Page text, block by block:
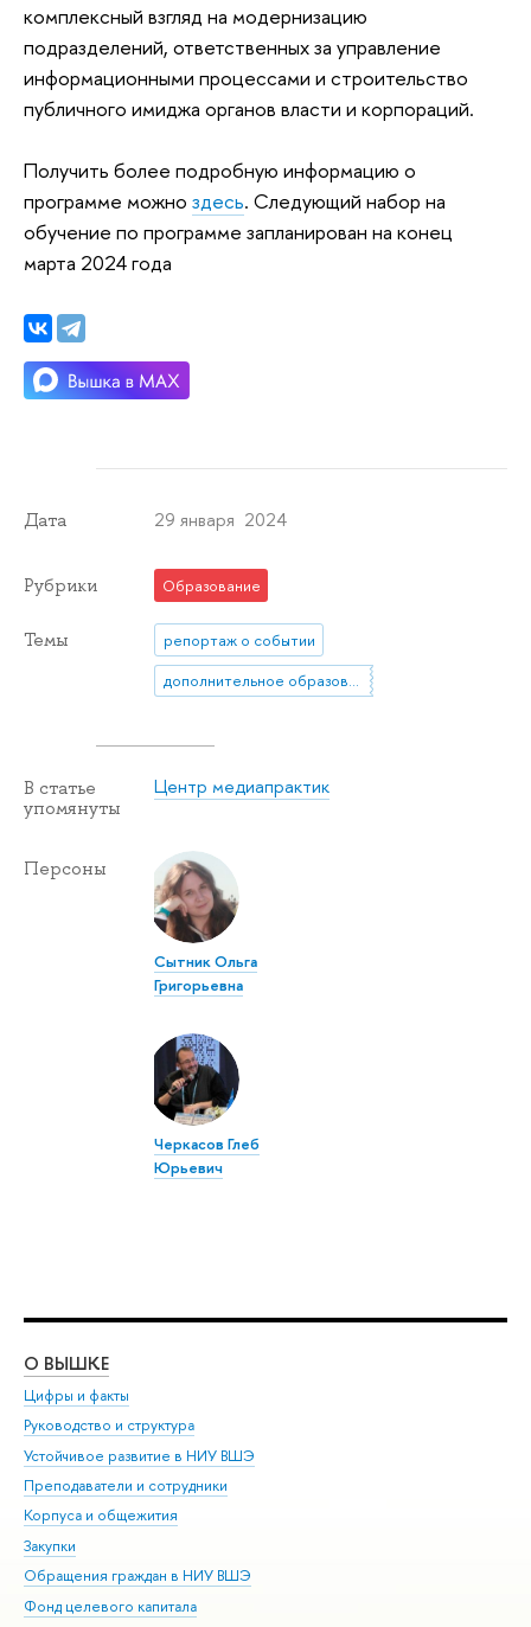
комплексный взгляд на модернизацию
подразделений, ответственных за управление
информационными процессами и строительство
публичного имиджа органов власти и корпораций.
Получить более подробную информацию о
программе можно здесь. Следующий набор на
обучение по программе запланирован на конец
марта 2024 года
Дата 29 января 2024
Рубрики Образование
Темы
репортаж о событии
дополнительное образование
В статье
упомянуты
Центр медиапрактик
Персоны
Сытник Ольга
Григорьевна
Черкасов Глеб
Юрьевич
О ВЫШКЕ
Цифры и факты
Руководство и структура
Устойчивое развитие в НИУ ВШЭ
Преподаватели и сотрудники
Корпуса и общежития
Закупки
Обращения граждан в НИУ ВШЭ
Фонд целевого капитала